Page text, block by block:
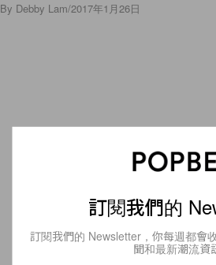
By Debby Lam/2017年1月26日
訂閱我們的
訂閱我們的 Newsletter，你每週都會
聞和最新潮流資